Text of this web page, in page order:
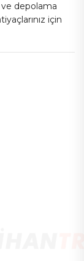
ve depolama
için